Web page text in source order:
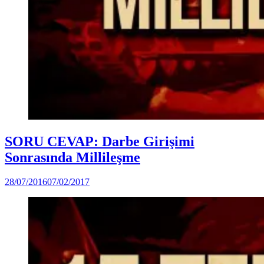
Posted
in
Soru-
Cevap
SORU CEVAP: Darbe Girişimi
Sonrasında Millileşme
by
28/07/201607/02/2017